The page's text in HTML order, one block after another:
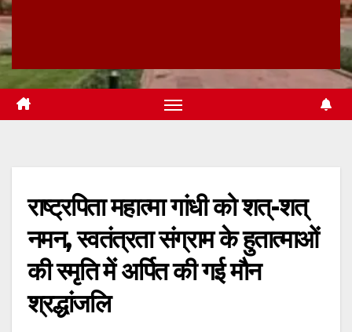
राष्ट्रपिता महात्मा गांधी को शत्-शत्
नमन, स्वतंत्रता संग्राम के हुतात्माओं
की स्मृति में अर्पित की गई मौन
श्रद्धांजलि